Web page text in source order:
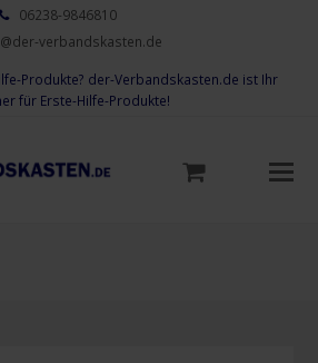
06238-9846810
verbandskasten.de
Produkte? der-Verbandskasten.de ist Ihr
für Erste-Hilfe-Produkte!